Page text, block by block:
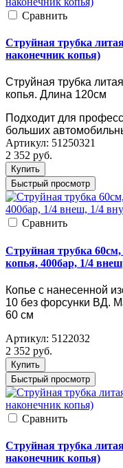
Cравнить
Струйная трубка
наконечник копья)
Струйная трубка
копья. Длина 120см
Подходит для
больших
Артикул: 51250321
2 352 руб.
Купить
Быстрый просмотр
Cравнить
Струйная трубка
копья, 400бар, 1/4
Копье с нанесенной
10 без форсунки ВД.
60 см
Артикул: 5122032
2 352 руб.
Купить
Быстрый просмотр
Cравнить
Струйная трубка
наконечник копья)